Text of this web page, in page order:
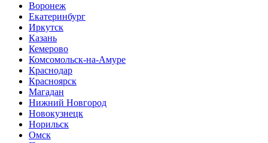
Воронеж
Екатеринбург
Иркутск
Казань
Кемерово
Комсомольск-на-Амуре
Краснодар
Красноярск
Магадан
Нижний Новгород
Новокузнецк
Норильск
Омск